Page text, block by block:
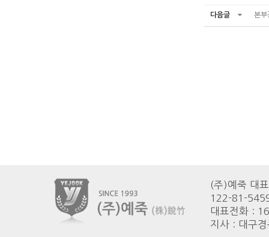
다음글 본부
(주)예죽 대
122-81-
대표전화 :
지사 : 대구